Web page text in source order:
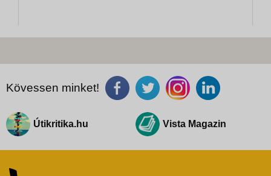
Kövessen minket!
Útikritika.hu Vista Magazin